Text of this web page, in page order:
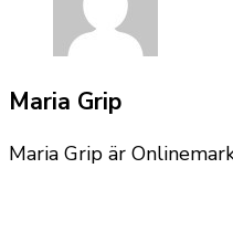
Maria Grip
Maria Grip är